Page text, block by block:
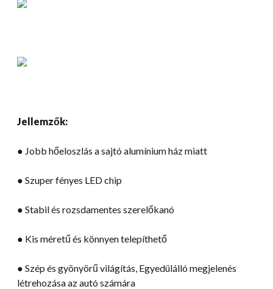
Jellemzők:
● Jobb hőeloszlás a sajtó alumínium ház miatt
● Szuper fényes LED chip
● Stabil és rozsdamentes szerelőkanó
● Kis méretű és könnyen telepíthető
● Szép és gyönyörű világítás, Egyedülálló megjelenés
létrehozása az autó számára